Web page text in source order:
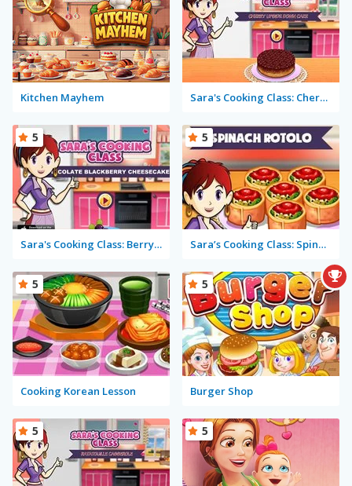
Kitchen Mayhem Sara's Cooking Class: Cherry Upside Down Cake
Sara's Cooking Class: Berry Cheesecake
5
Sara’s Cooking Class: Spinach Rotolo
5
Cooking Korean Lesson
5
Burger Shop
5
5 5